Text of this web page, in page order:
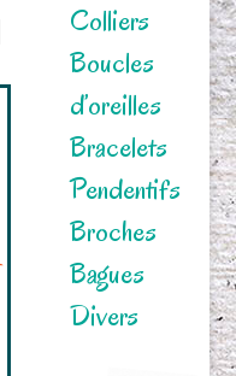
Colliers
Boucles
d’oreilles
Bracelets
Pendentifs
Broches
Bagues
Divers